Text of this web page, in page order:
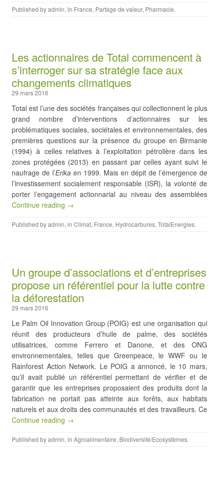
Published byadmin, in France, Partage de valeur, Pharmacie.
Les actionnaires de Total commencent à
s’interroger sur sa stratégie face aux
changements climatiques
29 mars 2016
Total est l’une des sociétés françaises qui collectionnent le plus
grand nombre d’interventions d’actionnaires sur les
problématiques sociales, sociétales et environnementales, des
premières questions sur la présence du groupe en Birmanie
(1994) à celles relatives à l’exploitation pétrolière dans les
zones protégées (2013) en passant par celles ayant suivi le
naufrage de l’Erika en 1999. Mais en dépit de l’émergence de
l’investissement socialement responsable (ISR), la volonté de
porter l’engagement actionnarial au niveau des assemblées
Continue reading →
Published byadmin, in Climat, France, Hydrocarbures, TotalEnergies.
Un groupe d’associations et d’entreprises
propose un référentiel pour la lutte contre
la déforestation
29 mars 2016
Le Palm Oil Innovation Group (POIG) est une organisation qui
réunit des producteurs d’huile de palme, des sociétés
utilisatrices, comme Ferrero et Danone, et des ONG
environnementales, telles que Greenpeace, le WWF ou le
Rainforest Action Network. Le POIG a annoncé, le 10 mars,
qu’il avait publié un référentiel permettant de vérifier et de
garantir que les entreprises proposaient des produits dont la
fabrication ne portait pas atteinte aux forêts, aux habitats
naturels et aux droits des communautés et des travailleurs. Ce
Continue reading →
Published byadmin, in Agroalimentaire, Biodiversité/Ecosystèmes.